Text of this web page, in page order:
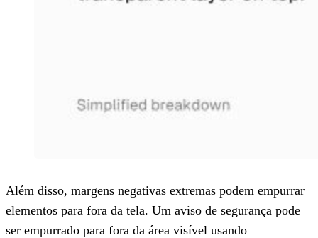
Além disso, margens negativas extremas podem empurrar
elementos para fora da tela. Um aviso de segurança pode
ser empurrado para fora da área visível usando